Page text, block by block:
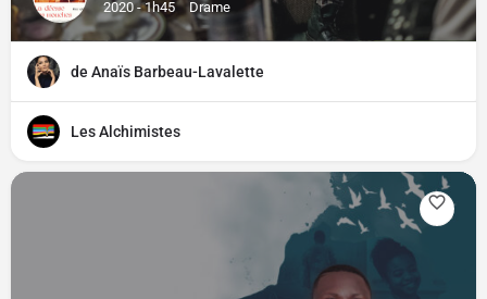
2020 - 1h45 Drame
de Anaïs Barbeau-Lavalette
Les Alchimistes